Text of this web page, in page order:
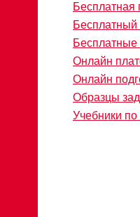
Бесплатная
Бесплатный
Онлайн
Онлайн
Образцы
Учебники по